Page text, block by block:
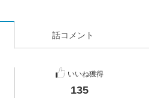
話コメント
いいね獲得
135